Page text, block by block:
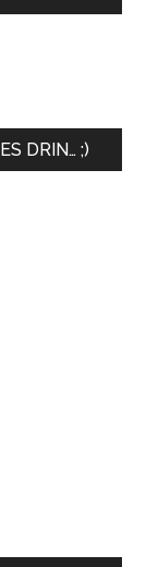
DRIN… ;)